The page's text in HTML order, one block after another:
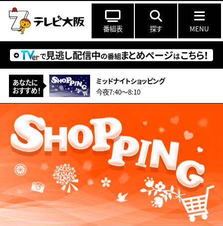
番組表 探す MENU
あなたに
おすすめ！
ミッドナイトショッピング
今夜7:40〜8:10